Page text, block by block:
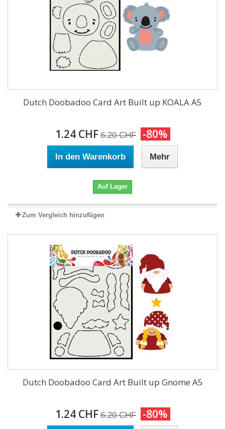
Dutch Doobadoo Card Art Built up KOALA A5
1.24 CHF 6.20 CHF -80%
In den Warenkorb Mehr
Auf Lager
Zum Vergleich hinzufügen
Dutch Doobadoo Card Art Built up Gnome A5
1.24 CHF 6.20 CHF -80%